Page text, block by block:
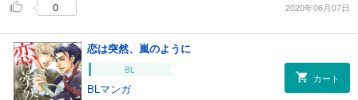
0 2020年06月07日
恋は突然、嵐のように
BL
BLマンガ
カート